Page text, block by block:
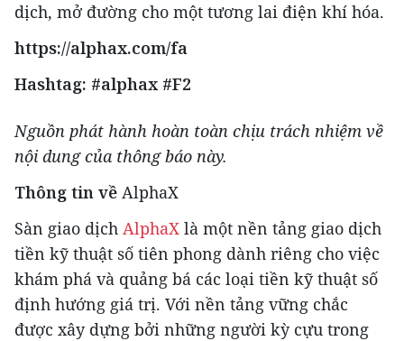
dịch, mở đường cho một tương lai điện khí hóa.
https://alphax.com/fa
Hashtag: #alphax #F2
Nguồn phát hành hoàn toàn chịu trách nhiệm về
nội dung của thông báo này.
Thông tin về AlphaX
Sàn giao dịch AlphaX là một nền tảng giao dịch
tiền kỹ thuật số tiên phong dành riêng cho việc
khám phá và quảng bá các loại tiền kỹ thuật số
định hướng giá trị. Với nền tảng vững chắc
được xây dựng bởi những người kỳ cựu trong